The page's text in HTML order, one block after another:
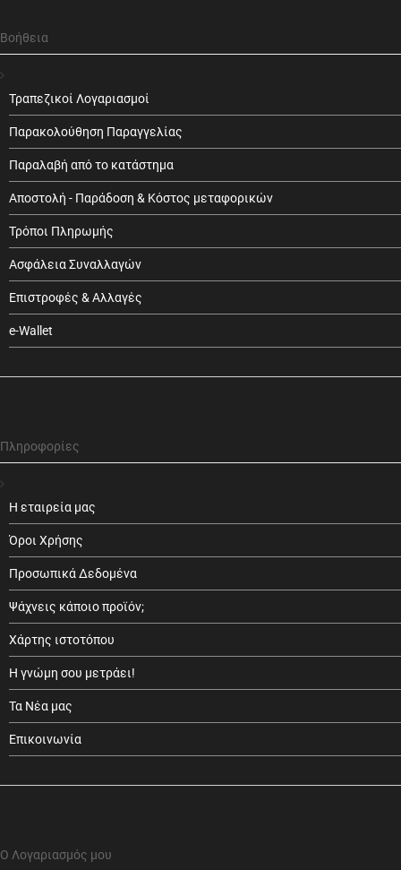
Βοήθεια
Τραπεζικοί Λογαριασμοί
Παρακολούθηση Παραγγελίας
Παραλαβή από το κατάστημα
Αποστολή - Παράδοση & Κόστος μεταφορικών
Τρόποι Πληρωμής
Ασφάλεια Συναλλαγών
Επιστροφές & Αλλαγές
e-Wallet
Πληροφορίες
Η εταιρεία μας
Όροι Χρήσης
Προσωπικά Δεδομένα
Ψάχνεις κάποιο προϊόν;
Χάρτης ιστοτόπου
Η γνώμη σου μετράει!
Τα Νέα μας
Επικοινωνία
Ο Λογαριασμός μου